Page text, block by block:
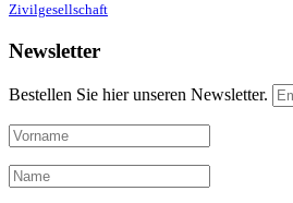
Zivilgesellschaft
Newsletter
Bestellen Sie hier unseren Newsletter.